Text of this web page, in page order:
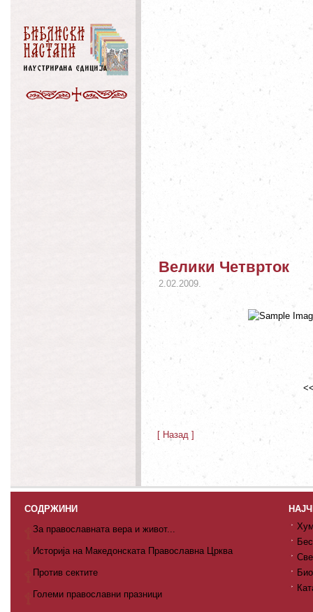
Велики Четврток
2.02.2009.
[ Назад ]
СОДРЖИНИ
За православната вера и живот...
Историја на Македонската Православна Црква
Против сектите
Големи православни празници